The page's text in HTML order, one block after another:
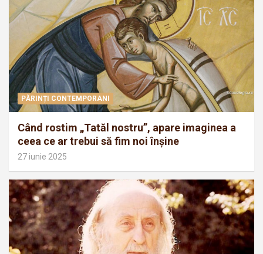
PĂRINȚI CONTEMPORANI
Când rostim „Tatăl nostru”, apare imaginea a
ceea ce ar trebui să fim noi înșine
27 iunie 2025